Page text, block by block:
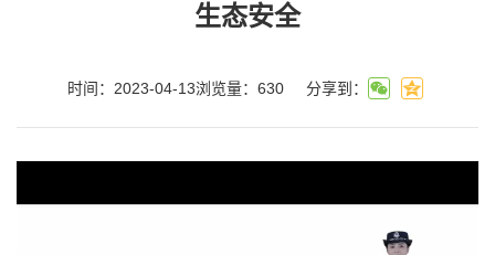
生态安全
时间：2023-04-13浏览量： 630 分享到：